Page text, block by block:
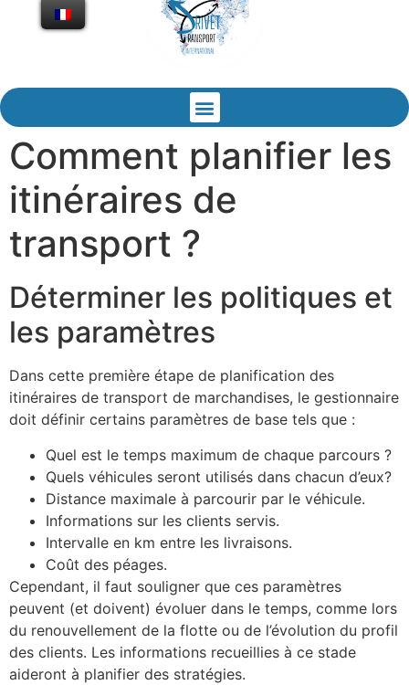
Comment planifier les
itinéraires de
transport ?
Déterminer les politiques et
les paramètres
Dans cette première étape de planification des
itinéraires de transport de marchandises, le gestionnaire
doit définir certains paramètres de base tels que :
Quel est le temps maximum de chaque parcours ?
Quels véhicules seront utilisés dans chacun d’eux?
Distance maximale à parcourir par le véhicule.
Informations sur les clients servis.
Intervalle en km entre les livraisons.
Coût des péages.
Cependant, il faut souligner que ces paramètres
peuvent (et doivent) évoluer dans le temps, comme lors
du renouvellement de la flotte ou de l’évolution du profil
des clients. Les informations recueillies à ce stade
aideront à planifier des stratégies.